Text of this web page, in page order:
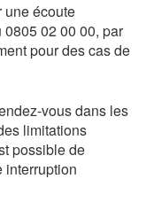
une écoute
02 00 00, par
pour des cas de
vous dans les
limitations
possible de
interruption